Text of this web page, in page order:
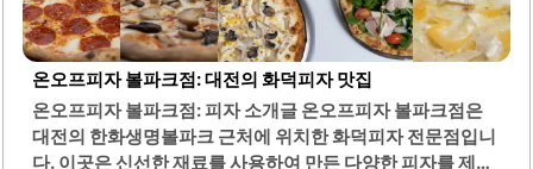
식사의 만족도를 높여줍니다. 매장 내부는 넓고 깨끗하게 관
리되어 있으며, 오픈 주방으로 조리 과정을 볼 수 있어 신뢰감
을 줍니다.뚜껑이네솥밥은 가족 단위 방문객에게도 적합하
며, 아기와 함께 방문해도 안심하고 식사할 수 있는 환경을 제
공합니다. 가격 대비 양이 많아 가성비가 뛰어나며, 다양한 메
뉴를 즐길 수 있어 선택의 폭이 넓습니다. 특히, 솥밥의 윤기
온오프피자 볼파크점: 대전의 화덕피자 맛집
온오프피자 볼파크점: 피자 소개글 온오프피자 볼파크점은
대전의 한화생명볼파크 근처에 위치한 화덕피자 전문점입니
다. 이곳은 신선한 재료를 사용하여 만든 다양한 피자를 제공